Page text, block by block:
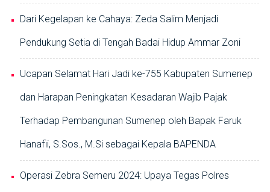
Dari Kegelapan ke Cahaya: Zeda Salim Menjadi
Pendukung Setia di Tengah Badai Hidup Ammar Zoni
Ucapan Selamat Hari Jadi ke-755 Kabupaten Sumenep
dan Harapan Peningkatan Kesadaran Wajib Pajak
Terhadap Pembangunan Sumenep oleh Bapak Faruk
Hanafii, S.Sos., M.Si sebagai Kepala BAPENDA
Operasi Zebra Semeru 2024: Upaya Tegas Polres